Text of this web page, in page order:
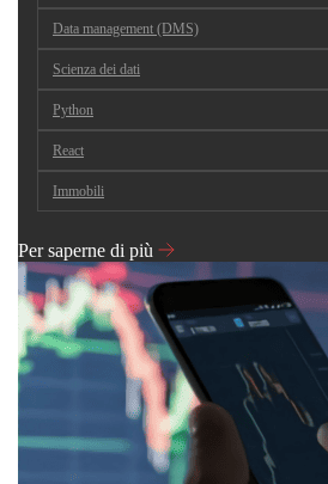
Data management (DMS)
Scienza dei dati
Python
React
Immobili
Per saperne di più